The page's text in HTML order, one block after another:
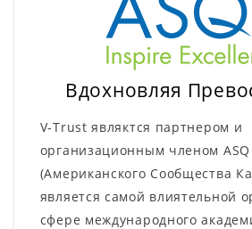
Вдохновляя
V-Trust являктся партнером и
организационным членом ASQ
(Американского Сообщества
является самой влиятельной
сфере международного